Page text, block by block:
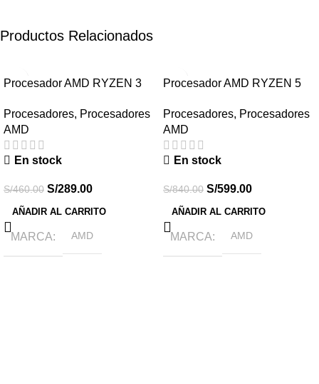
Productos Relacionados
Procesador AMD RYZEN 3
CORE AM4
Procesadores, Procesadores
AMD
En stock
S/460.00 S/289.00
AÑADIR AL CARRITO
MARCA AMD
Procesador AMD RYZEN 5
4.40GHZ 32MB 6 CORE AM4
Procesadores, Procesadores
AMD
En stock
S/840.00 S/599.00
AÑADIR AL CARRITO
MARCA AMD